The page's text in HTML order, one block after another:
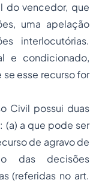
do vencedor, que
uma apelação
interlocutórias.
e condicionado,
esse recurso for
Civil possui duas
a que pode ser
de agravo de
das decisões
(referidas no art.